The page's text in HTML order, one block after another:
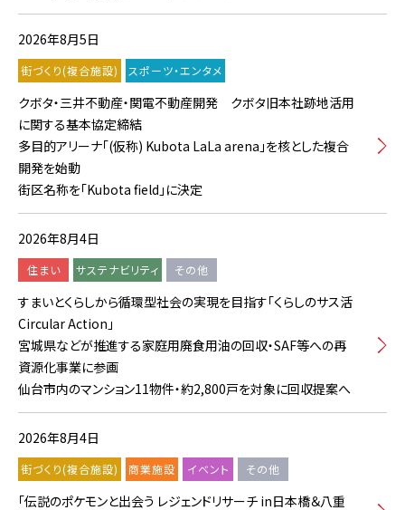
2026年8月5日
街づくり(複合施設) スポーツ・エンタメ
クボタ・三井不動産・関電不動産開発 クボタ旧本社跡地活用
に関する基本協定締結
多目的アリーナ「(仮称) Kubota LaLa arena」を核とした複合
開発を始動
街区名称を「Kubota field」に決定
2026年8月4日
住まい サステナビリティ その他
すまいとくらしから循環型社会の実現を目指す「くらしのサス活
Circular Action」
宮城県などが推進する家庭用廃食用油の回収・SAF等への再
資源化事業に参画
仙台市内のマンション11物件・約2,800戸を対象に回収提案へ
2026年8月4日
街づくり(複合施設) 商業施設 イベント その他
「伝説のポケモンと出会う レジェンドリサーチ in日本橋＆八重